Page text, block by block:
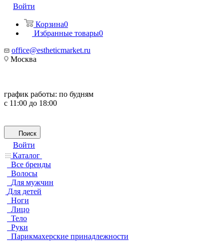
Войти
Корзина0
Избранные товары0
office@estheticmarket.ru
Москва
график работы: по будням
с 11:00 до 18:00
Поиск
Войти
Каталог
Все бренды
Волосы
Для мужчин
Для детей
Ноги
Лицо
Тело
Руки
Парикмахерские принадлежности